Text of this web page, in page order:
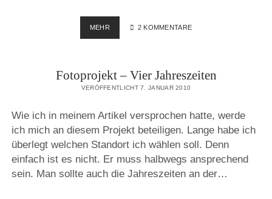
MEHRFOTOPROJEKT
–
LOS
GEHTS…
2 KOMMENTARE
Fotoprojekt – Vier Jahreszeiten
VERÖFFENTLICHT 7. JANUAR 2010
Wie ich in meinem Artikel versprochen hatte, werde
ich mich an diesem Projekt beteiligen. Lange habe ich
überlegt welchen Standort ich wählen soll. Denn
einfach ist es nicht. Er muss halbwegs ansprechend
sein. Man sollte auch die Jahreszeiten an der…